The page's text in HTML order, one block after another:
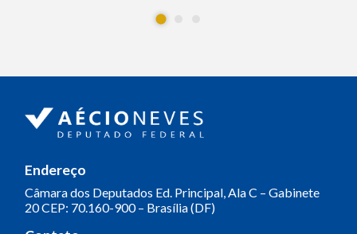
Endereço
Câmara dos Deputados Ed. Principal, Ala C – Gabinete
20CEP: 70.160-900 – Brasília (DF)